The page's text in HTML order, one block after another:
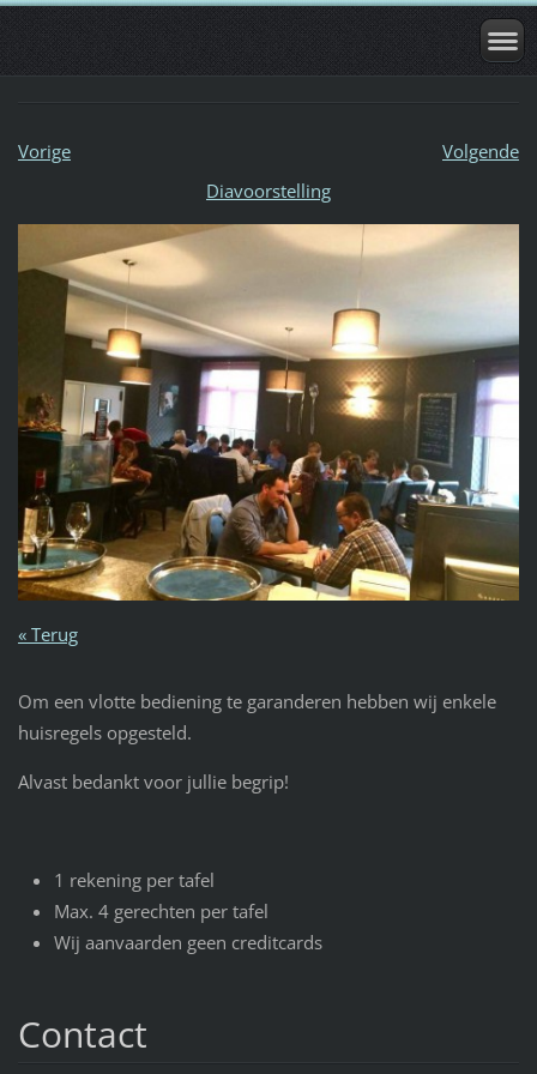
Vorige
Volgende
Diavoorstelling
« Terug
Om een vlotte bediening te garanderen hebben wij enkele
huisregels opgesteld.
Alvast bedankt voor jullie begrip!
1 rekening per tafel
Max. 4 gerechten per tafel
Wij aanvaarden geen creditcards
Contact